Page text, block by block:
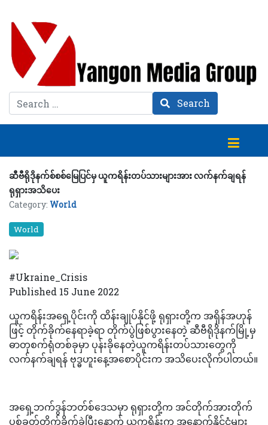
Search Search
ဆီဗီရိုဒိုနက်စ်စစ်မြေပြင်မှ ယူကရိန်းတပ်သားများအား လက်နက်ချရန်
ရုရှားအသိပေး
Category: World
World
#Ukraine_Crisis
Published 15 June 2022
ယူကရိန်းအရှေ့ပိုင်းကို ထိန်းချုပ်နိုင်ဖို့ ရုရှားတို့က အရှိန်အဟုန်
ဖြင့် တိုက်ခိုက်နေရာခဲ့ရာ တိုက်ပွဲဖြစ်ပွားနေတဲ့ ဆီဗီရိုဒိုနက်မြို့မှ
ဓာတုစက်ရုံတစ်ခုမှာ ပုန်းခိုနေတဲ့ယူကရိန်းတပ်သားတွေကို
လက်နက်ချရန် ဗုဒ္ဓဟူးနေ့အစောပိုင်းက အသိပေးလိုက်ပါတယ်။
အရှေ့ဘက်ဒွန်ဘတ်စ်ဒေသမှာ ရုရှားတို့က အင်တိုက်အားတိုက်
ပစ်ခတ်တိုက်ခိုက်ခဲ့ပြီးနောက် ယူကရိန်းက အနောက်နိုင်ငံများ